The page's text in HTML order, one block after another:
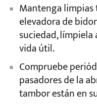
Mantenga limpias
elevadora de
suciedad,
vida útil.
Compruebe
pasadores de la
tambor están en